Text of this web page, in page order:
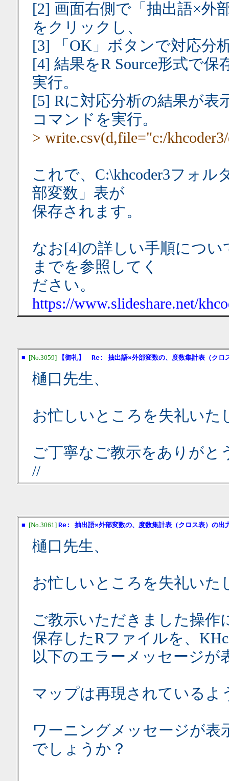
[2] 画面右側で「抽出語×外
をクリックし、
[3] 「OK」ボタンで対応分
[4] 結果をR Source形式で
実行。
[5] Rに対応分析の結果が表
コマンドを実行。
> write.csv(d,file="c:/
これで、C:\khcoder3フォル
部変数」表が
保存されます。
なお[4]の詳しい手順につ
までを参照してく
ださい。
https://www.slideshare.net/
■ [No.3059] 【御礼】 Re: 抽出語×外部変数の、度数集計表（クロ
樋口先生、
お忙しいところを失礼いた
ご丁寧なご教示をありがと
//
■ [No.3061] Re: 抽出語×外部変数の、度数集計表（クロス表）の出
樋口先生、
お忙しいところを失礼いた
ご教示いただきました操作
保存したRファイルを、
以下のエラーメッセージが
マップは再現されているよ
ワーニングメッセージが
でしょうか？